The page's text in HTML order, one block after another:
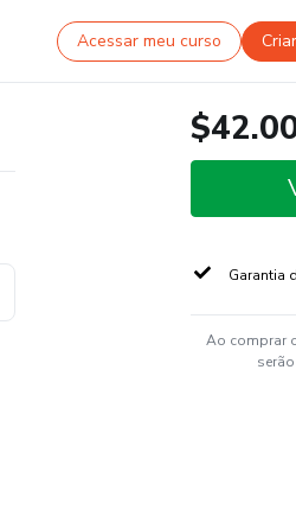
Acessar meu curso
Garantia
Ao comprar